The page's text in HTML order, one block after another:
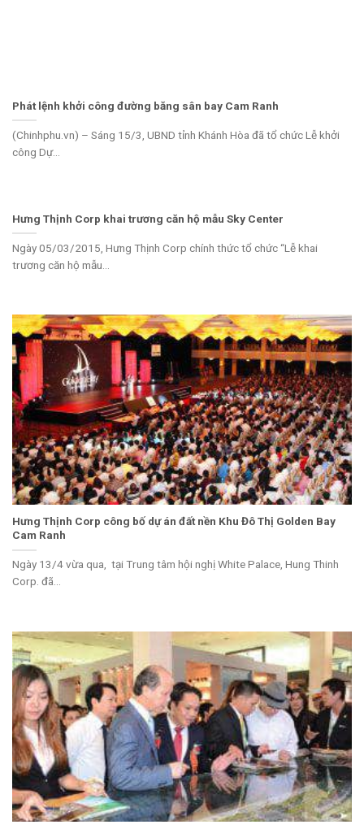
Phát lệnh khởi công đường băng sân bay Cam Ranh
(Chinhphu.vn) – Sáng 15/3, UBND tỉnh Khánh Hòa đã tổ chức Lễ khởi
công Dự...
Hưng Thịnh Corp khai trương căn hộ mẫu Sky Center
Ngày 05/03/2015, Hưng Thịnh Corp chính thức tổ chức “Lễ khai
trương căn hộ mẫu...
Hưng Thịnh Corp công bố dự án đất nền Khu Đô Thị Golden Bay
Cam Ranh
Ngày 13/4 vừa qua, tại Trung tâm hội nghị White Palace, Hung Thinh
Corp. đã...